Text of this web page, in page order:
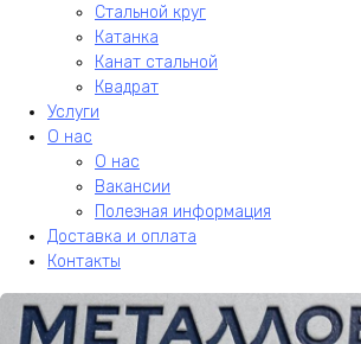
Стальной круг
Катанка
Канат стальной
Квадрат
Услуги
О нас
О нас
Вакансии
Полезная информация
Доставка и оплата
Контакты